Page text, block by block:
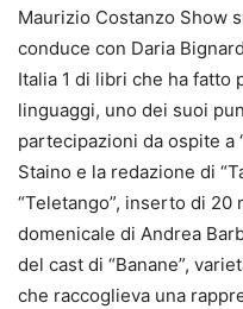
Maurizio Costanzo Show
conduce con Daria
Italia 1 di libri che ha fatto
linguaggi, uno dei suoi
partecipazioni da ospite a
Staino e la redazione di
“Teletango”, inserto di 20
domenicale di Andrea
del cast di “Banane”,
che raccoglieva una